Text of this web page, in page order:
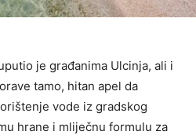
je građanima Ulcinja, ali i
tamo, hitan apel da
vode iz gradskog
hrane i mliječnu formulu za